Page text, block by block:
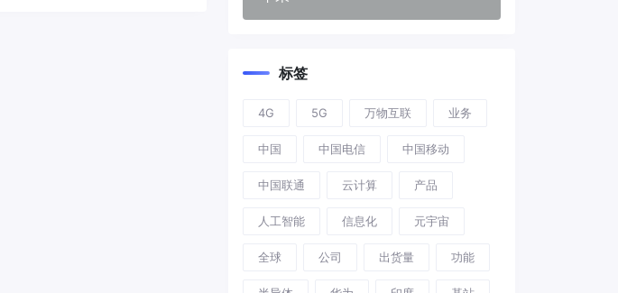
标签
4G 5G 万物互联 业务
中国 中国电信 中国移动
中国联通 云计算 产品
人工智能 信息化 元宇宙
全球 公司 出货量 功能